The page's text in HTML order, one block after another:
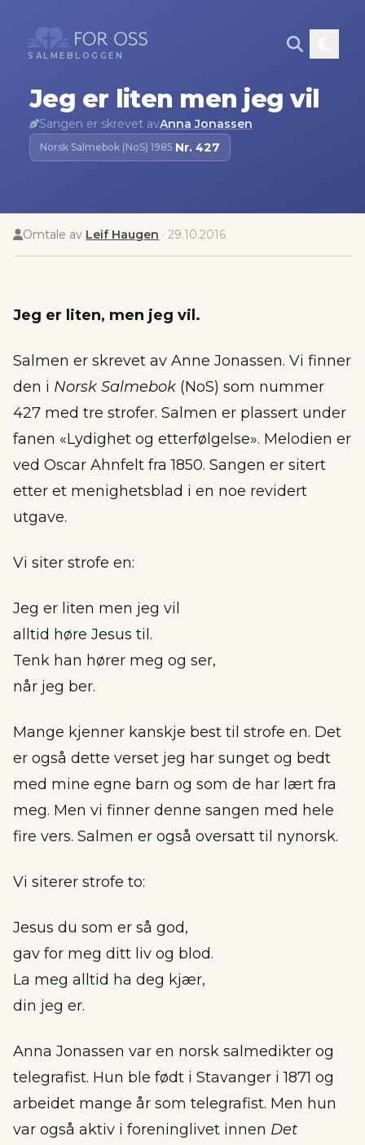
SALMEBLOGGEN
Jeg er liten men jeg vil
Sangen er skrevet avAnna Jonassen
Norsk Salmebok (NoS) 1985·Nr. 427
Omtale av Leif Haugen ·29.10.2016
Jeg er liten, men jeg vil.
Salmen er skrevet av Anne Jonassen. Vi finner
den i Norsk Salmebok (NoS) som nummer
427 med tre strofer. Salmen er plassert under
fanen «Lydighet og etterfølgelse». Melodien er
ved Oscar Ahnfelt fra 1850. Sangen er sitert
etter et menighetsblad i en noe revidert
utgave.
Vi siter strofe en:
Jeg er liten men jeg vil
alltid høre Jesus til.
Tenk han hører meg og ser,
når jeg ber.
Mange kjenner kanskje best til strofe en. Det
er også dette verset jeg har sunget og bedt
med mine egne barn og som de har lært fra
meg. Men vi finner denne sangen med hele
fire vers. Salmen er også oversatt til nynorsk.
Vi siterer strofe to:
Jesus du som er så god,
gav for meg ditt liv og blod.
La meg alltid ha deg kjær,
din jeg er.
Anna Jonassen var en norsk salmedikter og
telegrafist. Hun ble født i Stavanger i 1871 og
arbeidet mange år som telegrafist. Men hun
var også aktiv i foreninglivet innen Det